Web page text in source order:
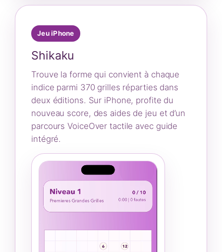
Jeu iPhone
Shikaku
Trouve la forme qui convient à chaque
indice parmi 370 grilles réparties dans
deux éditions. Sur iPhone, profite du
nouveau score, des aides de jeu et d’un
parcours VoiceOver tactile avec guide
intégré.